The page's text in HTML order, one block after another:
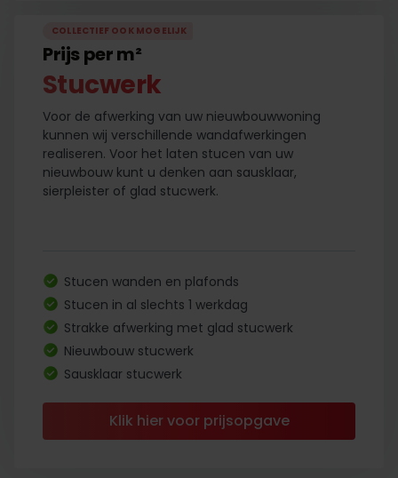
Prijs per m²
Stucwerk
Voor de afwerking van uw nieuwbouwwoning
kunnen wij verschillende wandafwerkingen
realiseren. Voor het laten stucen van uw
nieuwbouw kunt u denken aan sausklaar,
sierpleister of glad stucwerk.
COLLECTIEF OOK MOGELIJK
Stucen wanden en plafonds
Stucen in al slechts 1 werkdag
Strakke afwerking met glad stucwerk
Nieuwbouw stucwerk
Sausklaar stucwerk
Klik hier voor prijsopgave